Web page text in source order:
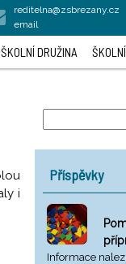
reditelna@zsbrezany.cz
email
ŠKOLNÍ DRUŽINA
i
Příspěvky
Informace